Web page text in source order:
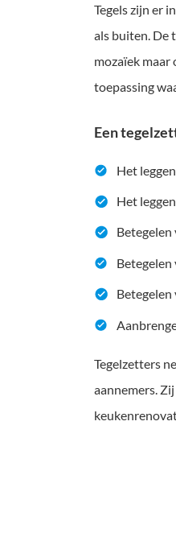
Tegels zijn er
als buiten. De
mozaïek maar
toepassing
Een
Het
Het
Betegelen
Betegelen
Betegelen
Tegelzetters
aannemers.